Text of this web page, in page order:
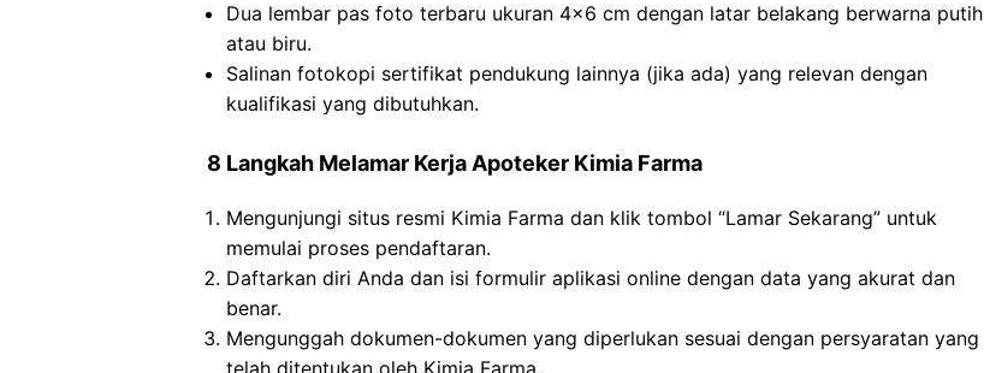
Dua lembar pas foto terbaru ukuran 4×6 cm dengan latar belakang berwarna putih
atau biru.
Salinan fotokopi sertifikat pendukung lainnya (jika ada) yang relevan dengan
kualifikasi yang dibutuhkan.
8 Langkah Melamar Kerja Apoteker Kimia Farma
Mengunjungi situs resmi Kimia Farma dan klik tombol “Lamar Sekarang” untuk
memulai proses pendaftaran.
Daftarkan diri Anda dan isi formulir aplikasi online dengan data yang akurat dan
benar.
Mengunggah dokumen-dokumen yang diperlukan sesuai dengan persyaratan yang
telah ditentukan oleh Kimia Farma.